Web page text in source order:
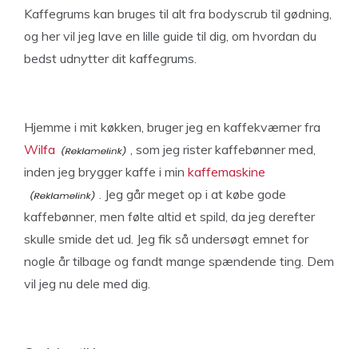
Kaffegrums kan bruges til alt fra bodyscrub til gødning,
og her vil jeg lave en lille guide til dig, om hvordan du
bedst udnytter dit kaffegrums.
Hjemme i mit køkken, bruger jeg en kaffekværner fra
Wilfa
, som jeg rister kaffebønner med,
inden jeg brygger kaffe i min kaffemaskine
. Jeg går meget op i at købe gode
kaffebønner, men følte altid et spild, da jeg derefter
skulle smide det ud. Jeg fik så undersøgt emnet for
nogle år tilbage og fandt mange spændende ting. Dem
vil jeg nu dele med dig.